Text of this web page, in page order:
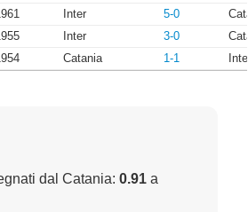
Inter 5-0
Inter 3-0
Catania 1-1
dal Catania: 0.91 a